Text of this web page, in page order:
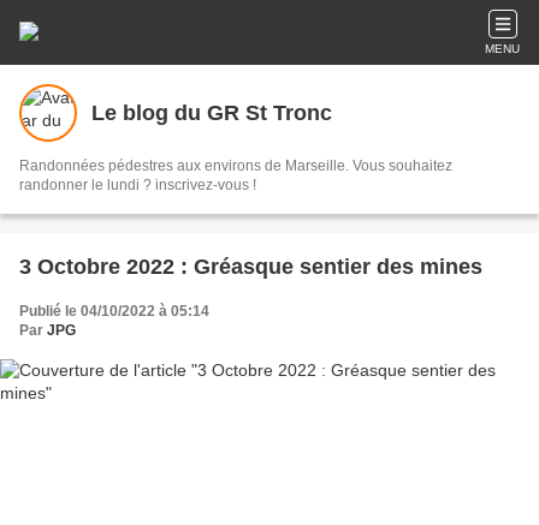
MENU
Le blog du GR St Tronc
Randonnées pédestres aux environs de Marseille. Vous souhaitez
randonner le lundi ? inscrivez-vous !
3 Octobre 2022 : Gréasque sentier des mines
Publié le 04/10/2022 à 05:14
Par JPG